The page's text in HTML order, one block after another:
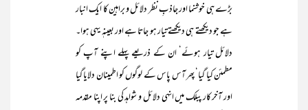
بڑے ہی خوشنما اور جاذبِ نظر دلائل و براہین کا ایک انبار
ہے جو دیکھتے ہی دیکھتے تیار ہو جاتا ہے اور بعینہٖ یہی ہوا۔
دلائل تیار ہوئے‘ ان کے ذریعے پہلے اپنے آپ کو
مطمئن کیا گیا‘ پھر آس پاس کے لوگوں کو اطمینان دلایا گیا
اور آخر کار پبلک میں انہی دلائل و شواہد کی بنا پر اپنا مقدمہ